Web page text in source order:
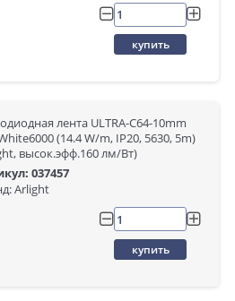
купить
лента ULTRA-C64-10mm
(14.4 W/m, IP20, 5630, 5m)
высок.эфф.160 лм/Вт)
037457
Arlight
купить